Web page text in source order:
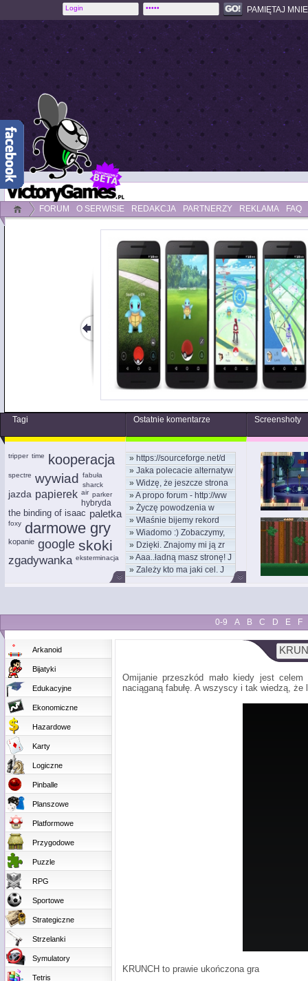
PAMIĘTAJ
FORUM O SERWISIE REDAKCJA PARTNERZY REKLAMA FAQ
Tagi Ostatnie komentarze Screenshoty
tripper time kooperacja
spectre wywiad
fabuła
sharck
jazda papierek air parker
hybryda
the binding of isaac paletka
foxy darmowe gry
kopanie google skoki
zgadywanka eksterminacja
» https://sourceforge.net/d
» Jaka polecacie alternatyw
» Widzę, że jeszcze strona
»A propo forum - http://ww
» Życzę powodzenia w
nowym
» Właśnie bijemy rekord
kom
» Wiadomo :) Zobaczymy,
moż
» Dzięki. Znajomy mi ją zr
»Aaa..ładną masz stronę! J
» Zależy kto ma jaki cel. J
0-9 A B C D E F
Arkanoid
Bijatyki
Edukacyjne
Ekonomiczne
Hazardowe
Karty
Logiczne
Pinballe
Planszowe
Platformowe
Przygodowe
Puzzle
RPG
Sportowe
Strategiczne
Strzelanki
Symulatory
Tetris
Omijanie przeszkód mało kiedy jest
naciąganą fabułę. A wszyscy i tak wiedzą,
KRUNCH to prawie ukończona gra